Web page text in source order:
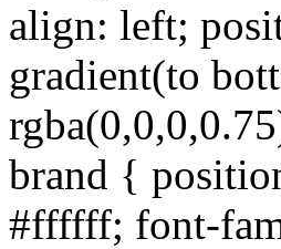
align: left;
gradient(to
brand {
#ffffff; font-